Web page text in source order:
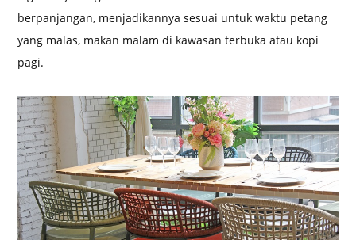
berpanjangan, menjadikannya sesuai untuk waktu petang
yang malas, makan malam di kawasan terbuka atau kopi
pagi.